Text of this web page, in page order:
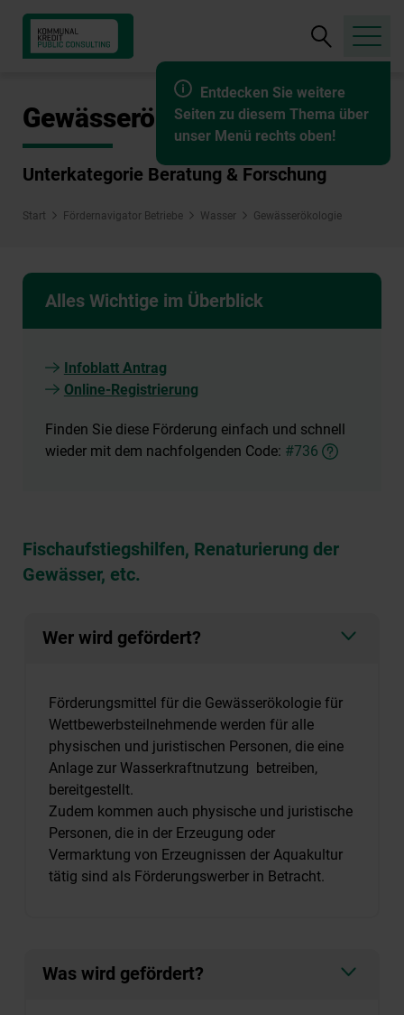
Entdecken Sie weitere
Seiten zu diesem Thema über
unser Menü rechts oben!
Suche
öffnen
Gewässerökologie
Unterkategorie Beratung & Forschung
Start Fördernavigator Betriebe Wasser Gewässerökologie
Alles Wichtige im Überblick
Infoblatt Antrag
Online-Registrierung
Finden Sie diese Förderung einfach und schnell
wieder mit dem nachfolgenden Code: #736
Fischaufstiegshilfen, Renaturierung der
Gewässer, etc.
Wer wird gefördert?
Förderungsmittel für die Gewässerökologie für
Wettbewerbsteilnehmende werden für alle
physischen und juristischen Personen, die eine
Anlage zur Wasserkraftnutzung betreiben,
bereitgestellt.
Zudem kommen auch physische und juristische
Personen, die in der Erzeugung oder
Vermarktung von Erzeugnissen der Aquakultur
tätig sind als Förderungswerber in Betracht.
Was wird gefördert?